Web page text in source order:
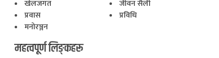
खेलजगत
जीवन सैली
प्रवास
प्रविधि
मनोरञ्जन
महत्वपूर्ण लिङ्कहरू